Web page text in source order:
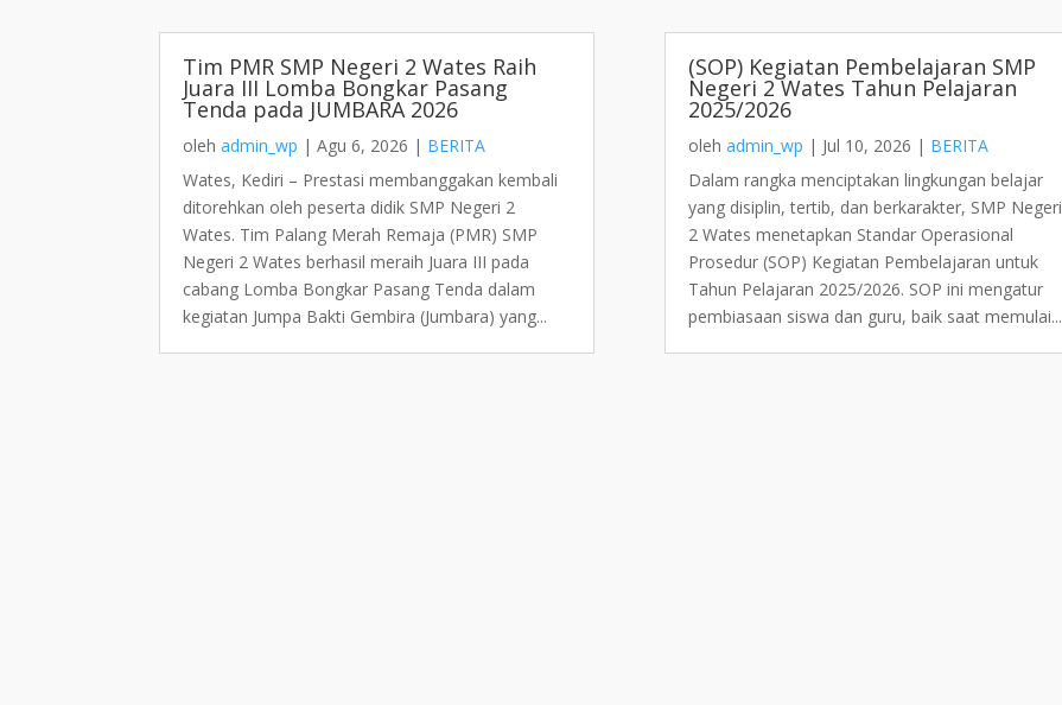
Tim PMR SMP Negeri 2 Wates Raih
Juara III Lomba Bongkar Pasang
Tenda pada JUMBARA 2026
olehadmin_wp |Agu 6, 2026 | BERITA
Wates, Kediri – Prestasi membanggakan kembali
ditorehkan oleh peserta didik SMP Negeri 2
Wates. Tim Palang Merah Remaja (PMR) SMP
Negeri 2 Wates berhasil meraih Juara III pada
cabang Lomba Bongkar Pasang Tenda dalam
kegiatan Jumpa Bakti Gembira (Jumbara) yang...
(SOP) Kegiatan Pembelajaran SMP
Negeri 2 Wates Tahun Pelajaran
2025/2026
oleh admin_wp | Jul 10, 2026 | BERITA
Dalam rangka menciptakan lingkungan belajar
yang disiplin, tertib, dan berkarakter, SMP Negeri
2 Wates menetapkan Standar Operasional
Prosedur (SOP) Kegiatan Pembelajaran untuk
Tahun Pelajaran 2025/2026. SOP ini mengatur
pembiasaan siswa dan guru, baik saat memulai...